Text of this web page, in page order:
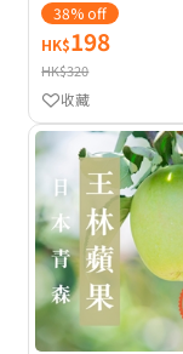
38% off
HK$198
HK$320
收藏